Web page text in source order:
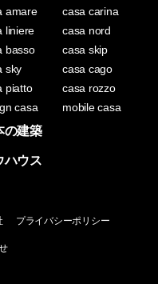
amare
casa carina
liniere
casa nord
basso
casa skip
sky
casa cago
piatto
casa rozzo
casa
mobile casa
の建築
ハウス
プライバシーポリシー